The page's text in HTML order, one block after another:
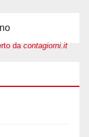
da contagiorni.it